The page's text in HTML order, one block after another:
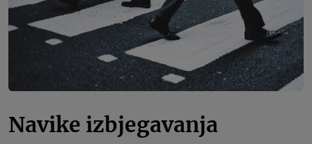
Navike izbjegavanja